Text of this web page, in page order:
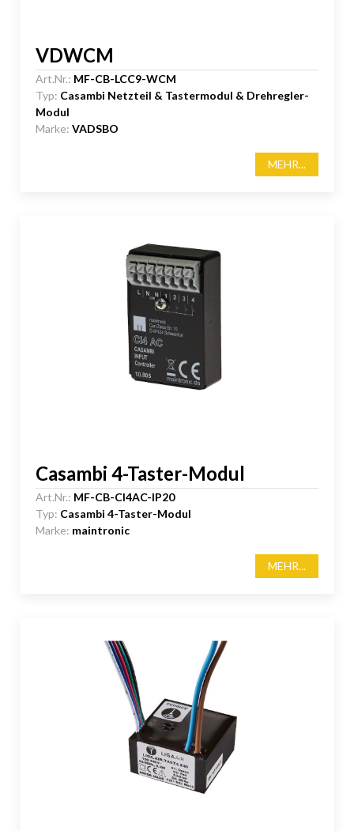
VDWCM
Art.Nr.: MF-CB-LCC9-WCM
Typ: Casambi Netzteil & Tastermodul & Drehregler-
Modul
Marke: VADSBO
MEHR...
Casambi 4-Taster-Modul
Art.Nr.: MF-CB-CI4AC-IP20
Typ: Casambi 4-Taster-Modul
Marke: maintronic
MEHR...